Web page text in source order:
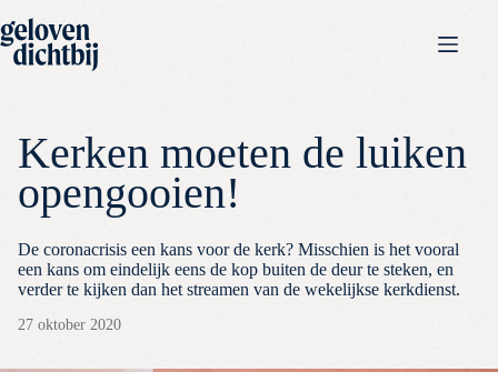
Kerken moeten de luiken
opengooien!
De coronacrisis een kans voor de kerk? Misschien is het vooral
een kans om eindelijk eens de kop buiten de deur te steken, en
verder te kijken dan het streamen van de wekelijkse kerkdienst.
27 oktober 2020